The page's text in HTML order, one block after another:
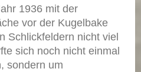
1936 mit der
vor der Kugelbake
Schlickfeldern nicht viel
sich noch nicht einmal
sondern um